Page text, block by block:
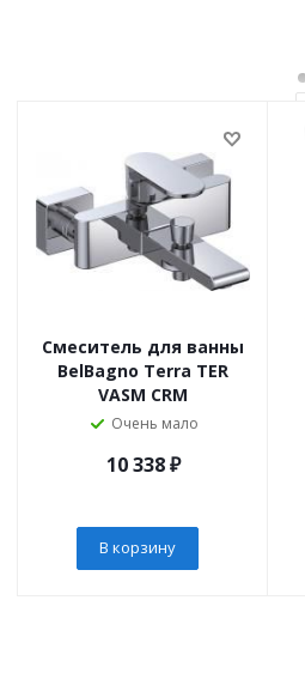
Смеситель для ванны
BelBagno Terra TER
VASM CRM
Очень мало
10 338₽
В корзину